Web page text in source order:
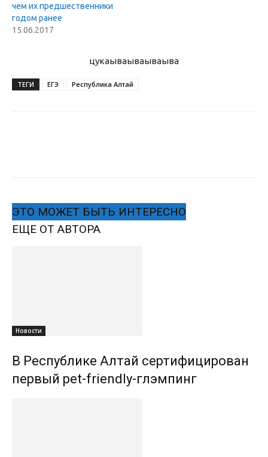
чем их предшественники
годом ранее
15.06.2017
цукаываываываыва
ТЕГИ ЕГЭ Республика Алтай
ЭТО МОЖЕТ БЫТЬ ИНТЕРЕСНО
ЕЩЕ ОТ АВТОРА
Новости
В Республике Алтай сертифицирован
первый pet-friendly-глэмпинг